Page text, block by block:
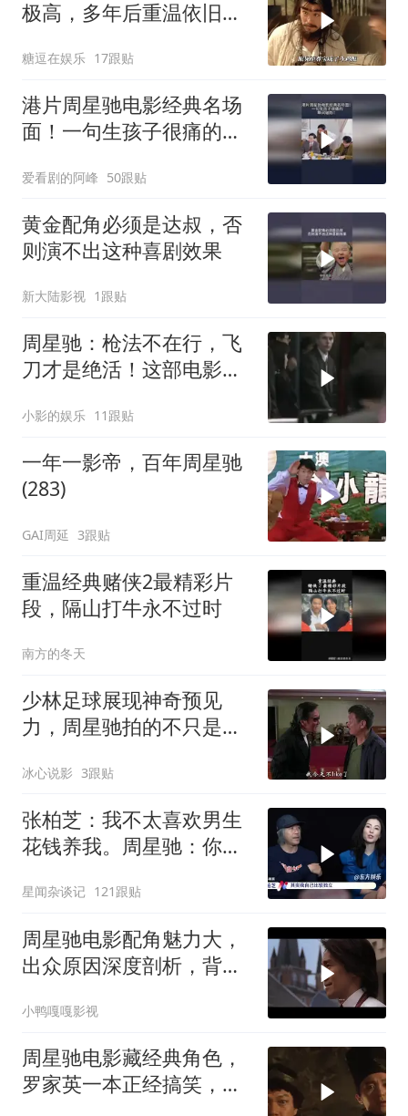
极高，多年后重温依旧动
糖逗在娱乐 17跟贴
港片周星驰电影经典名场
面！一句生孩子很痛的，
爱看剧的阿峰 50跟贴
黄金配角必须是达叔，否
则演不出这种喜剧效果
新大陆影视 1跟贴
周星驰：枪法不在行，飞
刀才是绝活！这部电影你
小影的娱乐 11跟贴
一年一影帝，百年周星驰
(283)
GAI周延 3跟贴
重温经典赌侠2最精彩片
段，隔山打牛永不过时
南方的冬天
少林足球展现神奇预见
力，周星驰拍的不只是喜
冰心说影 3跟贴
张柏芝：我不太喜欢男生
花钱养我。周星驰：你不
星闻杂谈记 121跟贴
周星驰电影配角魅力大，
出众原因深度剖析，背后
小鸭嘎嘎影视
周星驰电影藏经典角色，
罗家英一本正经搞笑，星